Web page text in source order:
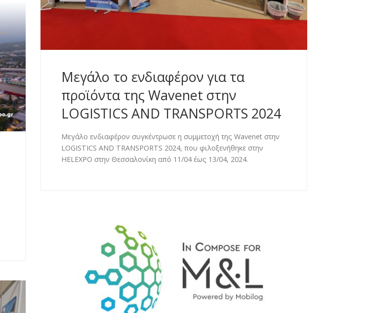
Μεγάλο το ενδιαφέρον για τα
προϊόντα της Wavenet στην
LOGISTICS AND TRANSPORTS 2024
Μεγάλο ενδιαφέρον συγκέντρωσε η συμμετοχή της Wavenet στην
LOGISTICS AND TRANSPORTS 2024, που φιλοξενήθηκε στην
HELEXPO στην Θεσσαλονίκη από 11/04 έως 13/04, 2024.